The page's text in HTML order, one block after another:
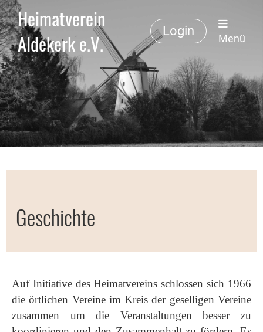
Heimatverein
Aldekerk e.V.
Login
Menü
Geschichte
Auf Initiative des Heimatvereins schlossen sich 1966
die örtlichen Vereine im Kreis der geselligen Vereine
zusammen um die Veranstaltungen besser zu